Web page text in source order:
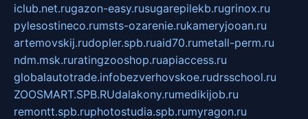
iclub.net.rugazon-easy.rusugarepilekb.rugrinox.ru
pylesostineco.rumsts-ozarenie.rukameryjooan.ru
artemovskij.rudopler.spb.ruaid70.rumetall-perm.ru
ndm.msk.ruratingzooshop.ruapiaccess.ru
globalautotrade.infobezverhovskoe.rudrsschool.ru
ZOOSMART.SPB.RUdalakony.rumedikijob.ru
remontt.spb.ruphotostudia.spb.rumyragon.ru